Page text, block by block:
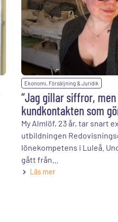
Ekonomi, Försäljning & Juridik
“Jag gillar siffror,
kundkontakten som
My Almlöf, 23 år, tar snart
utbildningen
lönekompetens i Luleå.
gått från...
Läs mer